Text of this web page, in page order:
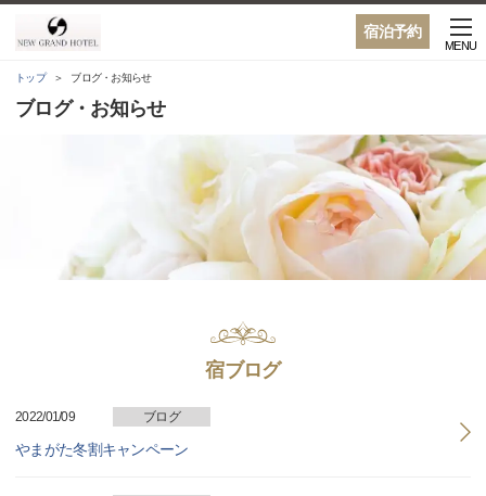
宿泊予約
MENU
トップ ブログ・お知らせ
ブログ・お知らせ
宿ブログ
2022/01/09 ブログ
やまがた冬割キャンペーン